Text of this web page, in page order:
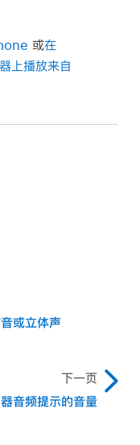
或在
上播放来自
或立体声
下一页
音频提示的音量